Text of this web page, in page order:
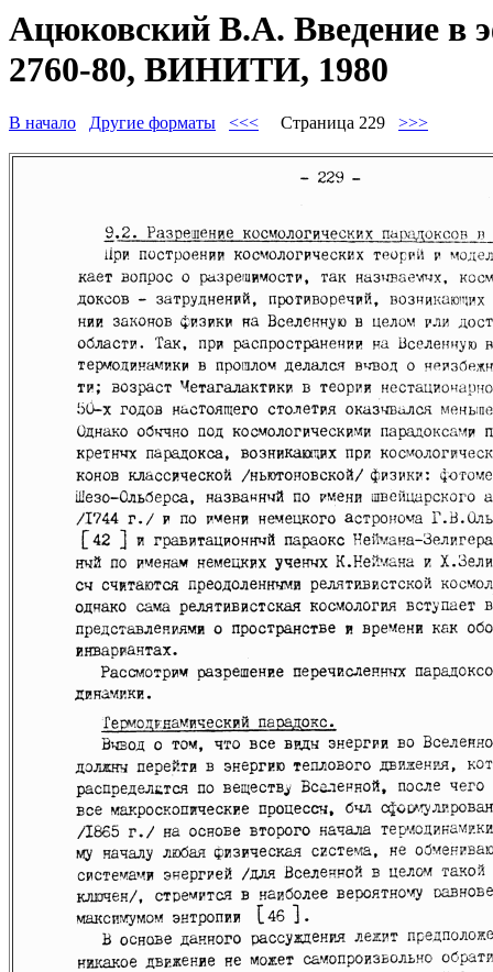
Ацюковский В.А. Введение в
2760-80, ВИНИТИ, 1980
В начало Другие форматы <<< Страница 229 >>>